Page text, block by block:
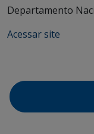
Departamento
Acessar site